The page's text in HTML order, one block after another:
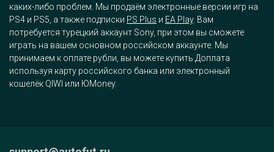
каких-либо проблем. Мы продаём электронные версии игр на
PS4 и PS5, а также подписки PS Plus и EA Play. Вам
потребуется турецкий аккаунт Sony, при этом вы сможете
играть на вашем основном российском аккаунте. Мы
принимаем к оплате рубли, вы можете купить Доплата
используя карту российского банка или электронный
кошелёк QIWI или ЮMoney.